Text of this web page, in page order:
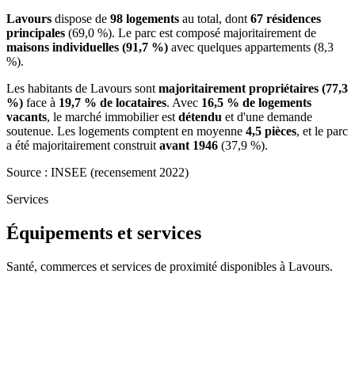
Lavours dispose de 98 logements au total, dont67 résidences
principales (69,0 %). Le parc est composé majoritairement de
maisons individuelles (91,7 %) avec quelques appartements (8,3
%).
Les habitants de Lavours sontmajoritairement propriétaires (77,3
%) face à 19,7 % de locataires. Avec 16,5 % de logements
vacants, le marché immobilier estdétendu et d'une demande
soutenue. Les logements comptent en moyenne 4,5 pièces, et le parc
a été majoritairement construitavant 1946 (37,9 %).
Source : INSEE (recensement 2022)
Services
Équipements et services
Santé, commerces et services de proximité disponibles à Lavours.